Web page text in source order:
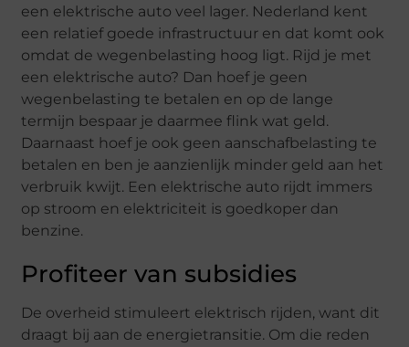
een elektrische auto veel lager. Nederland kent
een relatief goede infrastructuur en dat komt ook
omdat de wegenbelasting hoog ligt. Rijd je met
een elektrische auto? Dan hoef je geen
wegenbelasting te betalen en op de lange
termijn bespaar je daarmee flink wat geld.
Daarnaast hoef je ook geen aanschafbelasting te
betalen en ben je aanzienlijk minder geld aan het
verbruik kwijt. Een elektrische auto rijdt immers
op stroom en elektriciteit is goedkoper dan
benzine.
Profiteer van subsidies
De overheid stimuleert elektrisch rijden, want dit
draagt bij aan de energietransitie. Om die reden